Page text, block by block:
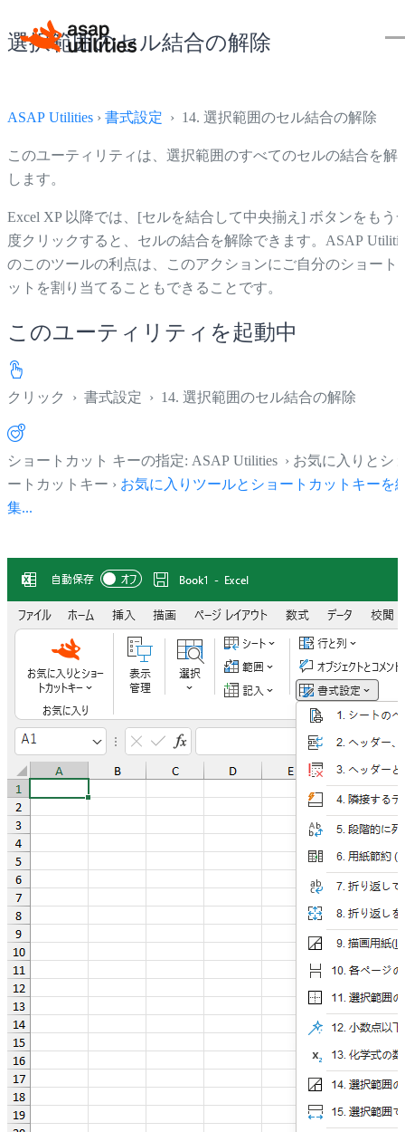
選択範囲のセル結合の解除
ASAP Utilities › 書式設定 › 14. 選択範囲のセル結合の解除
このユーティリティは、選択範囲のすべてのセルの結合を解
します。
Excel XP 以降では、[セルを結合して中央揃え] ボタンをもう
度クリックすると、セルの結合を解除できます。ASAP
のこのツールの利点は、このアクションにご自分のショート
ットを割り当てることもできることです。
このユーティリティを起動中
クリック › 書式設定 › 14. 選択範囲のセル結合の解除
ショートカット キーの指定: ASAP Utilities › お気に入りとシ
ートカットキー › お気に入りツールとショートカットキーを
集...